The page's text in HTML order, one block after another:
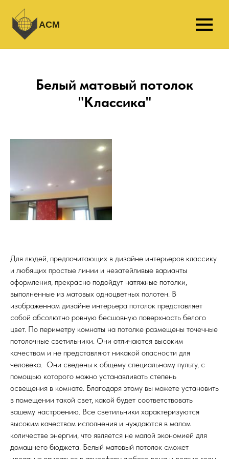
АСМ
Белый матовый потолок
"Классика"
Для людей, предпочитающих в дизайне интерьеров классику
и любящих простые линии и незатейливые варианты
оформления, прекрасно подойдут натяжные потолки,
выполненные из матовых одноцветных полотен. В
изображенном дизайне интерьера потолок представляет
собой абсолютно ровную бесшовную поверхность белого
цвет. По периметру комнаты на потолке размещены точечные
потолочные светильники. Они отличаются высоким
качеством и не представляют никакой опасности для
человека. Они сведены к общему специальному пульту, с
помощью которого можно устанавливать степень
освещения в комнате. Благодаря этому вы можете установить
в помещении такой свет, какой будет соответствовать
вашему настроению. Все светильники характеризуются
высоким качеством исполнения и нуждаются в малом
количестве энергии, что является не малой экономией для
домашнего бюджета. Белый матовый потолок сможет